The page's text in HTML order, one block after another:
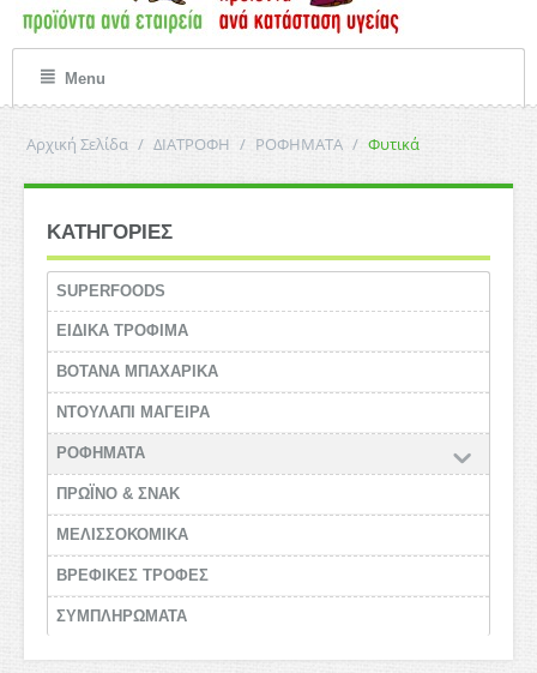
Menu
Αρχική Σελίδα / ΔΙΑΤΡΟΦΗ / ΡΟΦΗΜΑΤΑ / Φυτικά
ΚΑΤΗΓΟΡΙΕΣ
SUPERFOODS
ΕΙΔΙΚΑ ΤΡΟΦΙΜΑ
ΒΟΤΑΝΑ ΜΠΑΧΑΡΙΚΑ
ΝΤΟΥΛΑΠΙ ΜΑΓΕΙΡΑ
ΡΟΦΗΜΑΤΑ
ΠΡΩΪΝΟ & ΣΝΑΚ
ΜΕΛΙΣΣΟΚΟΜΙΚΑ
BΡΕΦΙΚΕΣ ΤΡΟΦΕΣ
ΣΥΜΠΛΗΡΩΜΑΤΑ